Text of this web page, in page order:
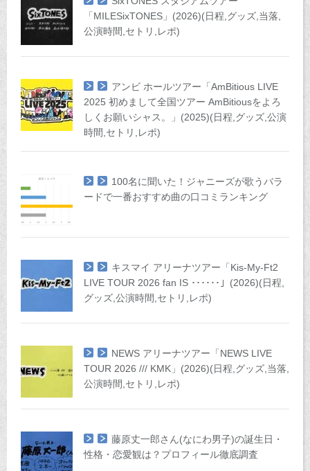
「MILESixTONES」(2026)(日程,グッズ,当落,
公演時間,セトリ,レポ)
アンビ ホールツアー「AmBitious LIVE
2025 初めまして全国ツアー AmBitiousをよろ
しくお願いシャス。」(2025)(日程,グッズ,公演
時間,セトリ,レポ)
100名に聞いた！ジャニーズが歌うバラ
ードで一番おすすめ曲の口コミランキング
キスマイ アリーナツアー「Kis-My-Ft2
LIVE TOUR 2026 fan IS ･･････」(2026)(日程,
グッズ,公演時間,セトリ,レポ)
NEWS アリーナツアー「NEWS LIVE
TOUR 2026 /// KMK」(2026)(日程,グッズ,当落,
公演時間,セトリ,レポ)
藤原丈一郎さん(なにわ男子)の誕生日・
性格・恋愛観は？プロフィール徹底調査